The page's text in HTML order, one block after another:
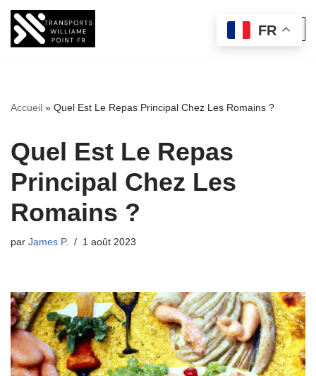
Aller
Accueil » Quel Est Le Repas Principal Chez Les Romains ?
Quel Est Le Repas
Principal Chez Les
Romains ?
par James P. 1 août 2023
FR